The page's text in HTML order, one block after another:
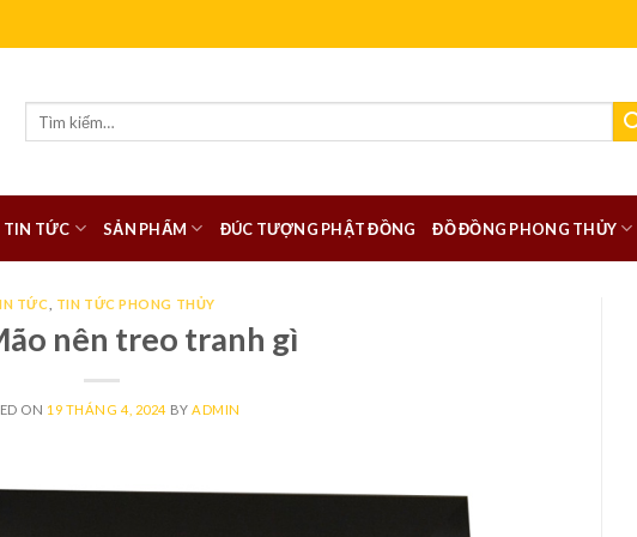
TIN TỨC SẢN PHẨM ĐÚC TƯỢNG PHẬT ĐỒNG ĐỒ ĐỒNG PHONG THỦY
TỨC TIN TỨC PHONG THỦY
nên treo tranh gì
ON 19 THÁNG 4, 2024 BY ADMIN